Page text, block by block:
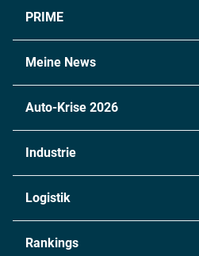
PRIME
Meine News
Auto-Krise 2026
Industrie
Chemie
Logistik
Rankings